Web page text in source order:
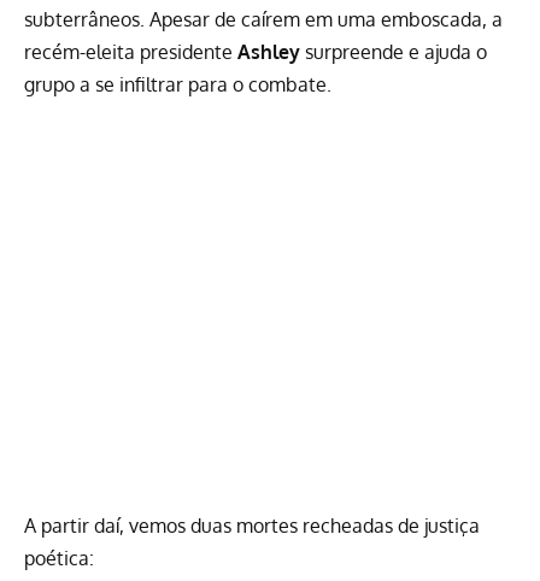
subterrâneos. Apesar de caírem em uma emboscada, a
recém-eleita presidente Ashley surpreende e ajuda o
grupo a se infiltrar para o combate.
A partir daí, vemos duas mortes recheadas de justiça
poética: